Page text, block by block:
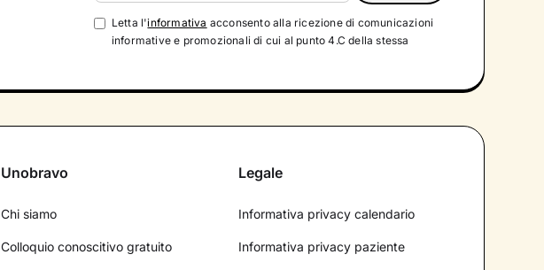
Letta l'informativa acconsento alla ricezione di comunicazioni
informative e promozionali di cui al punto 4.C della stessa
Unobravo
Chi siamo
Colloquio conoscitivo gratuito
Legale
Informativa privacy calendario
Informativa privacy paziente